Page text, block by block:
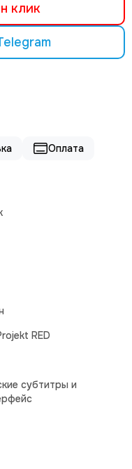
клик
Оплата
RED
субтитры и